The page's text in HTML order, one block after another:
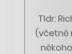
Tldr:
(včetně